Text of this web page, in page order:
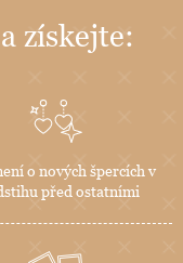
získejte:
o nových špercích v
před ostatními